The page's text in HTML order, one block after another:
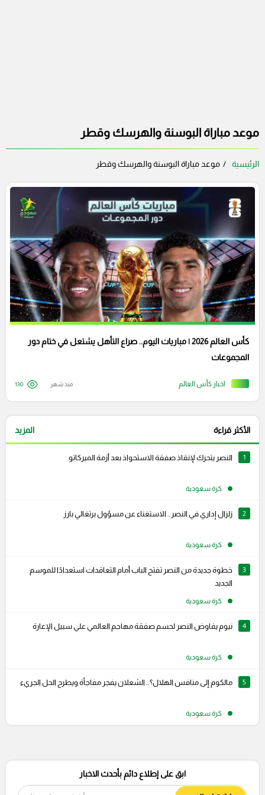
موعد مباراة البوسنة والهرسك وقطر
الرئيسية موعد مباراة البوسنة والهرسك وقطر
اخبار كأس العالم
كأس العالم 2026 | مباريات اليوم.. صراع التأهل يشتعل في ختام دور
المجموعات
منذ شهر 130
الأكثر قراءة المزيد
1 النصر يتحرك لإنقاذ صفقة الاستحواذ بعد أزمة الميركاتو
كرة سعودية
2 زلزال إداري في النصر.. الاستغناء عن مسؤول برتغالي بارز
كرة سعودية
3
خطوة جديدة من النصر تفتح الباب أمام التعاقدات استعدادًا للموسم
الجديد
كرة سعودية
4 نيوم يفاوض النصر لحسم صفقة مهاجم العالمي علي سبيل الإعارة
كرة سعودية
5 مالكوم إلى منافس الهلال؟.. الشعلان يفجر مفاجأة ويطرح الحل الجريء
كرة سعودية
ابق على إطلاع دائم بأحدث الاخبار